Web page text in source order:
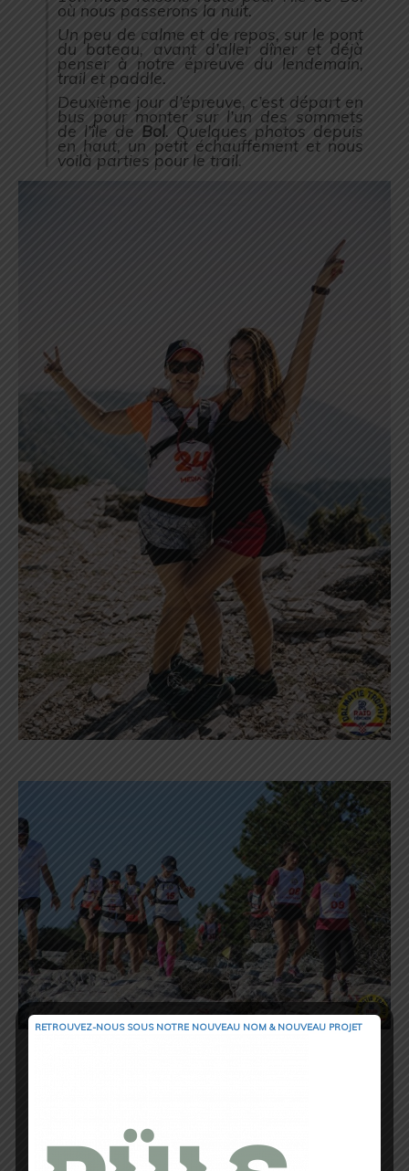
où nous passerons la nuit.
Un peu de calme et de repos, sur le pont
du bateau, avant d’aller dîner et déjà
penser à notre épreuve du lendemain,
trail et paddle.
Deuxième jour d’épreuve, c’est départ en
bus pour monter sur l’un des sommets
de l’île de Bol. Quelques photos depuis
en haut, un petit échauffement et nous
voilà parties pour le trail.
Mais là encore, le spectacle est
saisissant même si il faut bien faire
RETROUVEZ-NOUS SOUS NOTRE NOUVEAU NOM & NOUVEAU PROJET